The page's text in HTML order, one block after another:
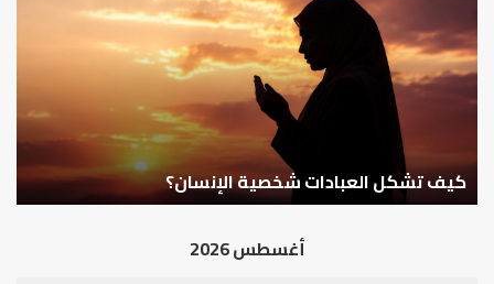
العبادات
شخصية
الإنسان؟
كيف تشكل العبادات شخصية الإنسان؟
أغسطس 2026